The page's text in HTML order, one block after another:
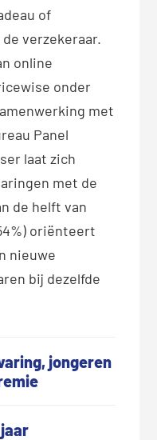
of
verzekeraar.
online
onder
met
Panel
laat zich
met de
de helft van
oriënteert
nieuwe
bij dezelfde
jongeren